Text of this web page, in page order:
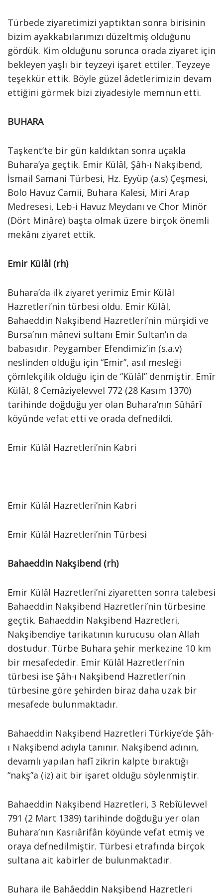
Türbede ziyaretimizi yaptıktan sonra birisinin
bizim ayakkabılarımızı düzeltmiş olduğunu
gördük. Kim olduğunu sorunca orada ziyaret için
bekleyen yaşlı bir teyzeyi işaret ettiler. Teyzeye
teşekkür ettik. Böyle güzel âdetlerimizin devam
ettiğini görmek bizi ziyadesiyle memnun etti.
BUHARA
Taşkent’te bir gün kaldıktan sonra uçakla
Buhara’ya geçtik. Emir Külâl, Şâh-ı Nakşibend,
İsmail Samani Türbesi, Hz. Eyyüp (a.s) Çeşmesi,
Bolo Havuz Camii, Buhara Kalesi, Miri Arap
Medresesi, Leb-i Havuz Meydanı ve Chor Minör
(Dört Minâre) başta olmak üzere birçok önemli
mekânı ziyaret ettik.
Emir Külâl (rh)
Buhara’da ilk ziyaret yerimiz Emir Külâl
Hazretleri’nin türbesi oldu. Emir Külâl,
Bahaeddin Nakşibend Hazretleri’nin mürşidi ve
Bursa’nın mânevi sultanı Emir Sultan’ın da
babasıdır. Peygamber Efendimiz’in (s.a.v)
neslinden olduğu için “Emir”, asıl mesleği
çömlekçilik olduğu için de “Külâl” denmiştir. Emîr
Külâl, 8 Cemâziyelevvel 772 (28 Kasım 1370)
tarihinde doğduğu yer olan Buhara’nın Sûhârî
köyünde vefat etti ve orada defnedildi.
Emir Külâl Hazretleri’nin Kabri
Emir Külâl Hazretleri’nin Kabri
Emir Külâl Hazretleri’nin Türbesi
Bahaeddin Nakşibend (rh)
Emir Külâl Hazretleri’ni ziyaretten sonra talebesi
Bahaeddin Nakşibend Hazretleri’nin türbesine
geçtik. Bahaeddin Nakşibend Hazretleri,
Nakşibendiye tarikatının kurucusu olan Allah
dostudur. Türbe Buhara şehir merkezine 10 km
bir mesafededir. Emir Külâl Hazretleri’nin
türbesi ise Şâh-ı Nakşibend Hazretleri’nin
türbesine göre şehirden biraz daha uzak bir
mesafede bulunmaktadır.
Bahaeddin Nakşibend Hazretleri Türkiye’de Şâh-
ı Nakşibend adıyla tanınır. Nakşibend adının,
devamlı yapılan hafî zikrin kalpte bıraktığı
“nakş”a (iz) ait bir işaret olduğu söylenmiştir.
Bahaeddin Nakşibend Hazretleri, 3 Rebîülevvel
791 (2 Mart 1389) tarihinde doğduğu yer olan
Buhara’nın Kasrıârifân köyünde vefat etmiş ve
oraya defnedilmiştir. Türbesi etrafında birçok
sultana ait kabirler de bulunmaktadır.
Buhara ile Bahâeddin Nakşibend Hazretleri